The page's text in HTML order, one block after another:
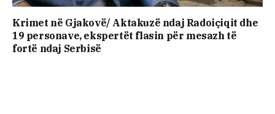
Krimet në Gjakovë/ Aktakuzë ndaj Radoiçiqit dhe
19 personave, ekspertët flasin për mesazh të
fortë ndaj Serbisë